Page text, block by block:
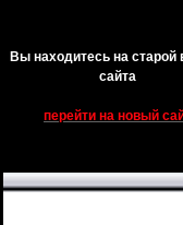
Вы находитесь на старой
сайта
перейти на новый